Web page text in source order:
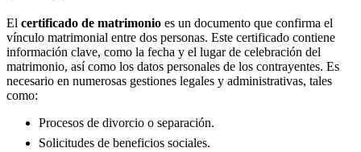
El certificado de matrimonio es un documento que confirma el
vínculo matrimonial entre dos personas. Este certificado contiene
información clave, como la fecha y el lugar de celebración del
matrimonio, así como los datos personales de los contrayentes. Es
necesario en numerosas gestiones legales y administrativas, tales
como:
Procesos de divorcio o separación.
Solicitudes de beneficios sociales.